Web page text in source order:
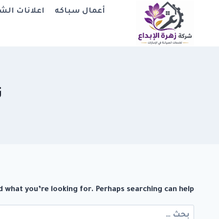
المحتوى
أعمال سباكه اعلانات
what you’re looking for. Perhaps searching can help.
البحث